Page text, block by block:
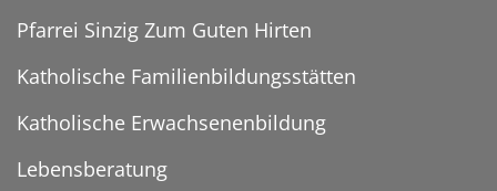
Pfarrei Sinzig Zum Guten Hirten
Katholische Familienbildungsstätten
Katholische Erwachsenenbildung
Lebensberatung